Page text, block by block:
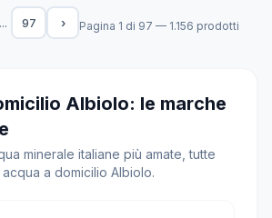
... 97 › Pagina 1 di 97 — 1.156 prodotti
Albiolo: le marche
minerale italiane più amate, tutte
a domicilio Albiolo.